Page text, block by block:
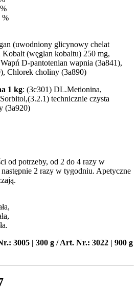
%
(uwodniony glicynowy chelat
Kobalt (węglan kobaltu) 250 mg,
D-pantotenian wapnia (3a841),
Chlorek choliny (3a890)
1 kg: (3c301) DL.Metionina,
technicznie czysta
(3a920)
od potrzeby, od 2 do 4 razy w
2 razy w tygodniu. Apetyczne
3005 | 300 g / Art. Nr.: 3022 | 900 g